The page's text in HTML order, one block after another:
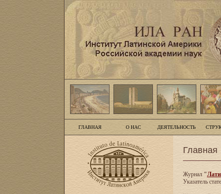
ГЛАВНАЯ О НАС ДЕЯТЕЛЬНОСТЬ
Главная
Журнал"
Указатель